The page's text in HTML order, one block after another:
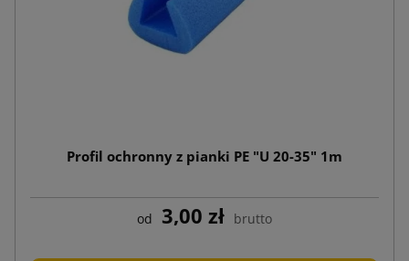
Profil ochronny z pianki PE "U 20-35" 1m
od 3,00 zł brutto